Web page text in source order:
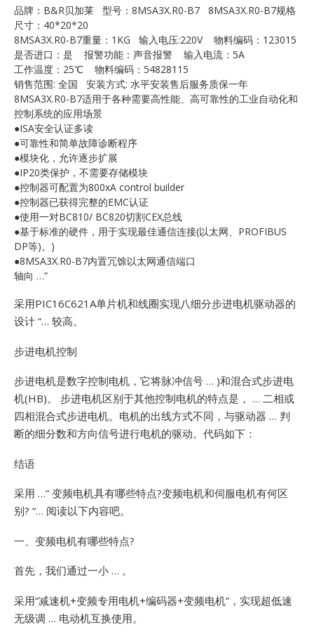
品牌：B&R贝加莱 型号：8MSA3X.R0-B7 8MSA3X.R0-B7规格
尺寸：40*20*20
8MSA3X.R0-B7重量：1KG 输入电压:220V 物料编码：123015
是否进口：是 报警功能：声音报警 输入电流：5A
工作温度：25℃ 物料编码：54828115
销售范围: 全国 安装方式: 水平安装售后服务质保一年
8MSA3X.R0-B7适用于各种需要高性能、高可靠性的工业自动化和
控制系统的应用场景
●ISA安全认证多读
●可靠性和简单故障诊断程序
●模块化，允许逐步扩展
●IP20类保护，不需要存储模块
●控制器可配置为800xA control builder
●控制器已获得完整的EMC认证
●使用一对BC810/ BC820切割CEX总线
●基于标准的硬件，用于实现最佳通信连接(以太网、PROFIBUS
DP等)。)
●8MSA3X.R0-B7内置冗馀以太网通信端口
轴向 …”
采用PIC16C621A单片机和线圈实现八细分步进电机驱动器的
设计 “… 较高。
步进电机控制
步进电机是数字控制电机，它将脉冲信号 … )和混合式步进电
机(HB)。
步进电机区别于其他控制电机的特点是， … 二相或
四相混合式步进电机。电机的出线方式不同，与驱动器 … 判
断的细分数和方向信号进行电机的驱动。代码如下：
结语
采用 …” 变频电机具有哪些特点?变频电机和伺服电机有何区
别? “… 阅读以下内容吧。
一、变频电机有哪些特点?
首先，我们通过一小 … 。
采用“减速机+变频专用电机+编码器+变频电机”，实现超低速
无级调 … 电动机互换使用。